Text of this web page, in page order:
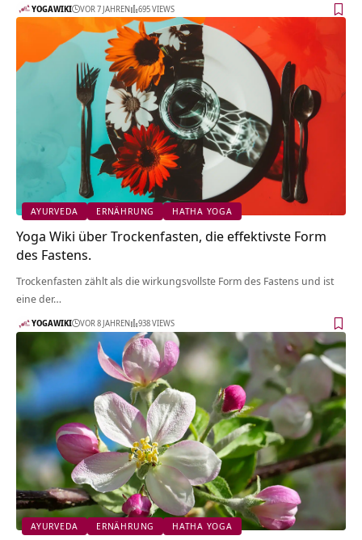
YOGAWIKI VOR 7 JAHREN 695 VIEWS
AYURVEDA ERNÄHRUNG HATHA YOGA
Yoga Wiki über Trockenfasten, die effektivste Form
des Fastens.
Trockenfasten zählt als die wirkungsvollste Form des Fastens und ist
eine der…
YOGAWIKI VOR 8 JAHREN 938 VIEWS
AYURVEDA ERNÄHRUNG HATHA YOGA